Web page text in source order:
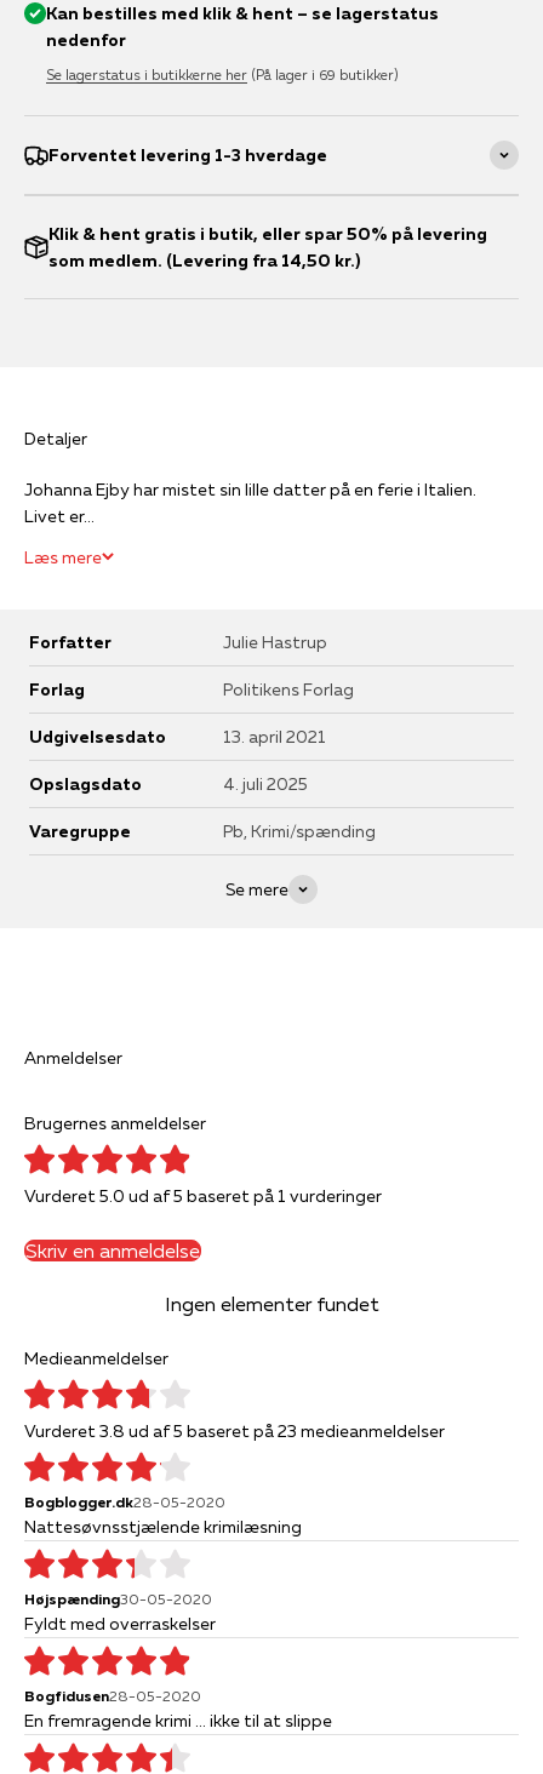
Kan bestilles med klik & hent – se lagerstatus
nedenfor
Se lagerstatus i butikkerne her (På lager i 69 butikker)
Forventet levering 1-3 hverdage
Klik & hent gratis i butik, eller spar 50% på levering
som medlem. (Levering fra 14,50 kr.)
Detaljer
Johanna Ejby har mistet sin lille datter på en ferie i Italien.
Livet er...
Læs mere
Forfatter Julie Hastrup
Forlag Politikens Forlag
Udgivelsesdato 13. april 2021
Opslagsdato 4. juli 2025
Varegruppe Pb, Krimi/spænding
Se mere
Anmeldelser
Brugernes anmeldelser
Vurderet 5.0 ud af 5 baseret på 1 vurderinger
Skriv en anmeldelse
Ingen elementer fundet
Medieanmeldelser
Vurderet 3.8 ud af 5 baseret på 23 medieanmeldelser
Bogblogger.dk28-05-2020
Nattesøvnsstjælende krimilæsning
Højspænding30-05-2020
Fyldt med overraskelser
Bogfidusen28-05-2020
En fremragende krimi ... ikke til at slippe